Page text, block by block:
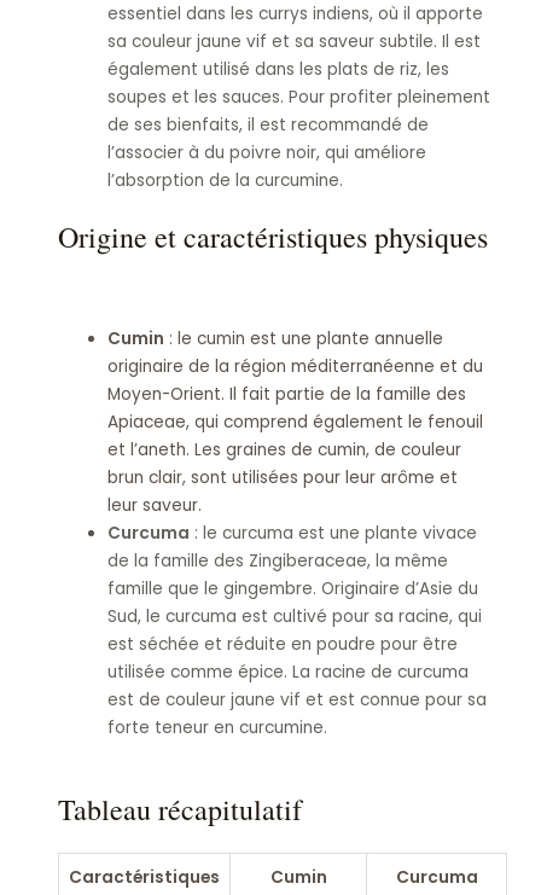
essentiel dans les currys indiens, où il apporte
sa couleur jaune vif et sa saveur subtile. Il est
également utilisé dans les plats de riz, les
soupes et les sauces. Pour profiter pleinement
de ses bienfaits, il est recommandé de
l’associer à du poivre noir, qui améliore
l’absorption de la curcumine.
Origine et caractéristiques physiques
Cumin : le cumin est une plante annuelle
originaire de la région méditerranéenne et du
Moyen-Orient. Il fait partie de la famille des
Apiaceae, qui comprend également le fenouil
et l’aneth. Les graines de cumin, de couleur
brun clair, sont utilisées pour leur arôme et
leur saveur.
Curcuma : le curcuma est une plante vivace
de la famille des Zingiberaceae, la même
famille que le gingembre. Originaire d’Asie du
Sud, le curcuma est cultivé pour sa racine, qui
est séchée et réduite en poudre pour être
utilisée comme épice. La racine de curcuma
est de couleur jaune vif et est connue pour sa
forte teneur en curcumine.
Tableau récapitulatif
Caractéristiques Cumin Curcuma